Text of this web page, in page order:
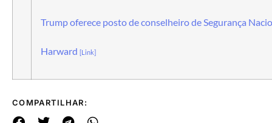
Trump oferece posto de conselheiro de Segurança
Harward [Link]
COMPARTILHAR: